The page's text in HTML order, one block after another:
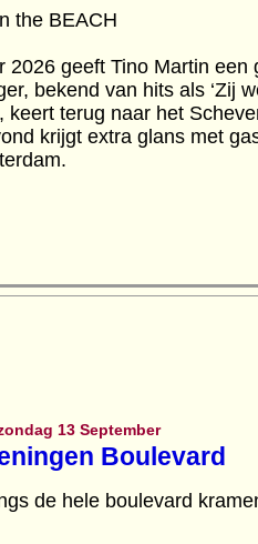
the BEACH
2026 geeft Tino Martin
bekend van hits als ‘Zij
keert terug naar het
krijgt extra glans met
13 September
Boulevard
de hele boulevard